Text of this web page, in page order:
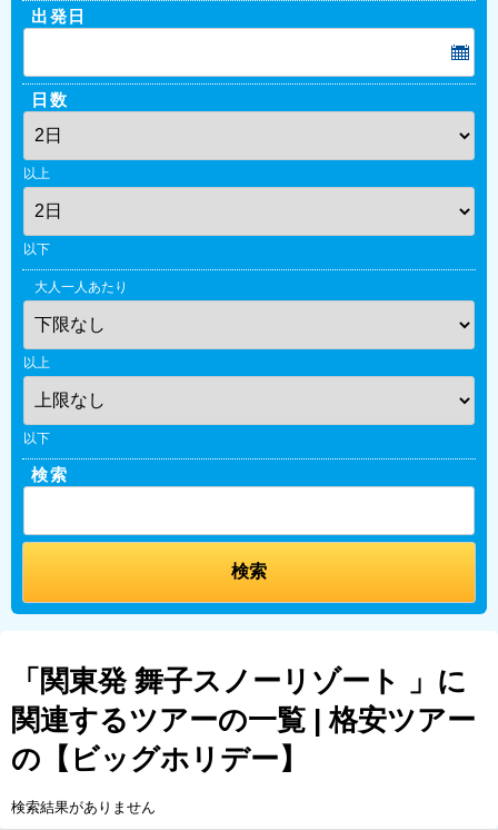
出発日
日数
以上
以下
大人一人あたり
以上
以下
検索
「関東発 舞子スノーリゾート 」に
関連するツアーの一覧 | 格安ツアー
の【ビッグホリデー】
検索結果がありません